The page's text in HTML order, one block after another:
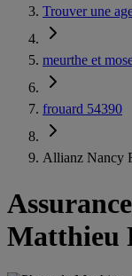
Trouver une
meurthe et
frouard 54390
Allianz Nancy
Matthieu